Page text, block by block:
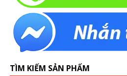
TÌM KIẾM SẢN PHẨM